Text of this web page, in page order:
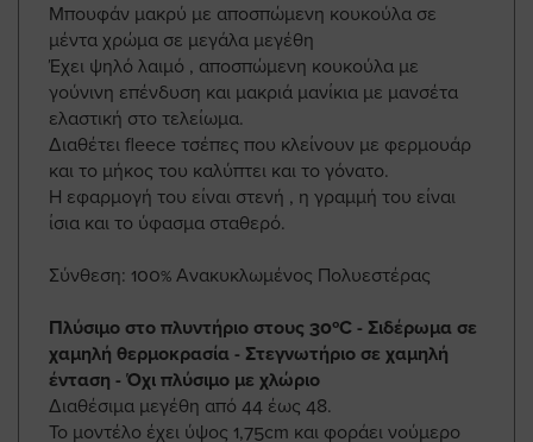
Μπουφάν μακρύ με αποσπώμενη κουκούλα σε
μέντα χρώμα σε μεγάλα μεγέθη
Έχει ψηλό λαιμό , αποσπώμενη κουκούλα με
γούνινη επένδυση και μακριά μανίκια με μανσέτα
ελαστική στο τελείωμα.
Διαθέτει fleece τσέπες που κλείνουν με φερμουάρ
και το μήκος του καλύπτει και το γόνατο.
Η εφαρμογή του είναι στενή , η γραμμή του είναι
ίσια και το ύφασμα σταθερό.
Σύνθεση: 100% Ανακυκλωμένος Πολυεστέρας
Πλύσιμο στο πλυντήριο στους 30ºC - Σιδέρωμα σε
χαμηλή θερμοκρασία - Στεγνωτήριο σε χαμηλή
ένταση - Όχι πλύσιμο με χλώριο
Διαθέσιμα μεγέθη από 44 έως 48.
Το μοντέλο έχει ύψος 1,75cm και φοράει νούμερο